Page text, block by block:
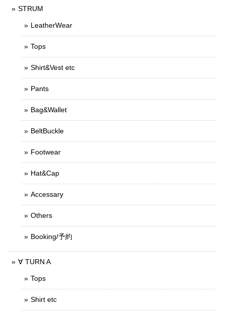
STRUM
LeatherWear
Tops
Shirt&Vest etc
Pants
Bag&Wallet
BeltBuckle
Footwear
Hat&Cap
Accessary
Others
Booking/予約
∀ TURN A
Tops
Shirt etc